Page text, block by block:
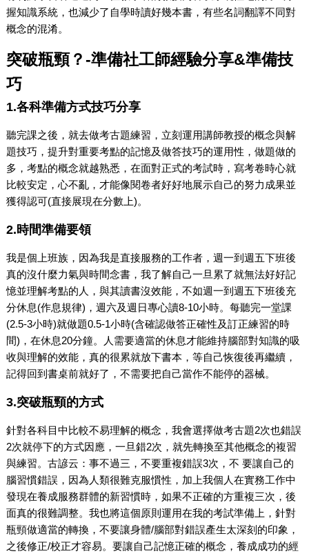
握知識系統，也減少了自學時讀好幾本書，有些名詞翻譯不同對
概念的混淆。
突破瓶頸？-準備社工師經驗分享&準備技
巧
1.各科準備方式技巧分享
聽完課之後，就去做考古題練習，立刻運用講師教授的概念與解
題技巧，提升對重要考點的記憶及做答技巧的運用性，做題做的
多，考點的概念就越熟悉，在面對正式的考試時，寫考卷時心就
比較安定，心不亂，才能像閱卷者好好地展示自己的努力成果並
獲得認可(直接展現在分數上)。
2.時間準備要領
我是個上班族，因為我是直接服務的工作者，週一到週五下班後
真的沒什麼力氣與時間念書，我了解自己一旦累了就無法好好記
憶並理解考點的人，與其讀書沒效能，不如週一到週五下班後充
分休息(作息規律)，週六及週日專心讀8-10小時。每聽完一堂課
(2.5-3小時)就做題0.5-1小時(含確認做答正確性及訂正練習的時
間)，在休息20分鐘。人需要適當的休息才能維持腦部對知識的吸
收與理解的效能，真的很累就放下書本，等自己恢復後再繼續，
記得回到書桌前就好了，不需要把自己當作不能停的器械。
3.突破瓶頸的方式
針對各科目中比較不易理解的概念，我會選擇做考古題2次也錯誤
2次就停下的方式因應，一旦錯2次，就先轉換至其他概念的複習
與練習。古諺云：事不過三，不要重複錯誤3次，不 要讓自己的
腦習慣錯誤，因為人類很難克服慣性，加上我個人在實務工作中
發現在養成服務群體的新習慣時，如果不正確的方重複三次，後
面真的很難調整。我也將這個原則運用在我的考試準備上，針對
瓶頸做適當的轉換，不要讓身體/腦部對錯誤產生太深刻的印象，
之後修正/校正才容易。要讓自己記憶正確的概念，養成成功的經